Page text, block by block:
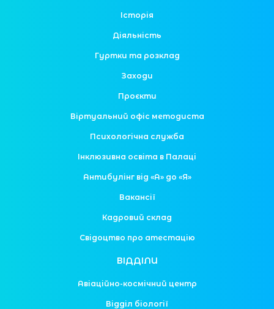
Історія
Діяльність
Гуртки та розклад
Заходи
Проєкти
Віртуальний офіс методиста
Психологічна служба
Інклюзивна освіта в Палаці
Антибулінг від «А» до «Я»
Вакансії
Кадровий склад
Свідоцтво про атестацію
ВІДДІЛИ
Авіаційно-космічний центр
Відділ біології